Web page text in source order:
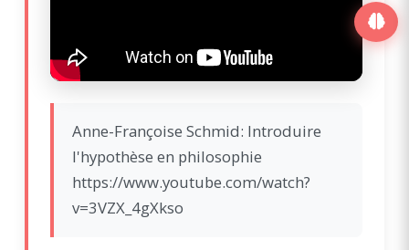
Anne-Françoise Schmid: Introduire
l'hypothèse en philosophie
https://www.youtube.com/watch?
v=3VZX_4gXkso